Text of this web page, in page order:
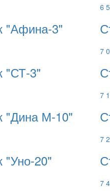
6
"Афина-3"
7
"СТ-3"
7
"Дина М-10"
7
"Уно-20"
7